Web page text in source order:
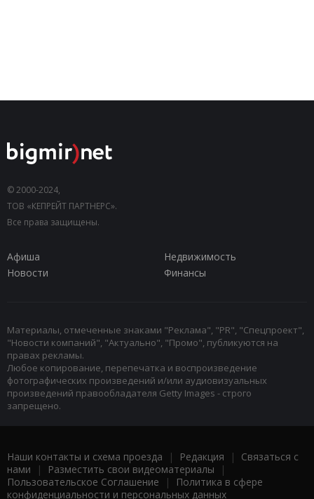
© 2000-2024,
ТОВ «КЕПРЕЙТ ПАРТНЕРС».
Все права защищены.
Афиша
Недвижимость
Новости
Финансы
Материалы, отмеченные знаками "Реклама", "PR", "Спецпроект",
"Новости компаний", "Актуально", "Промо", публикуются на
правах рекламы.
Любое копирование, перепечатка и воспроизведение
фотографических произведений и/или аудиовизуальных
произведений правообладателя Getty Images - строго
запрещено.
Наши контакты и схема проезда | Редакция | Связаться с
нами | Разместить свои видеоматериалы |
Пользовательское Соглашение |
Политика в сфере
конфиденциальности и персональных данных